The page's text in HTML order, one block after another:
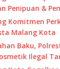
Penipuan &
Komitmen
Malang Kota
Baku,
Ilegal